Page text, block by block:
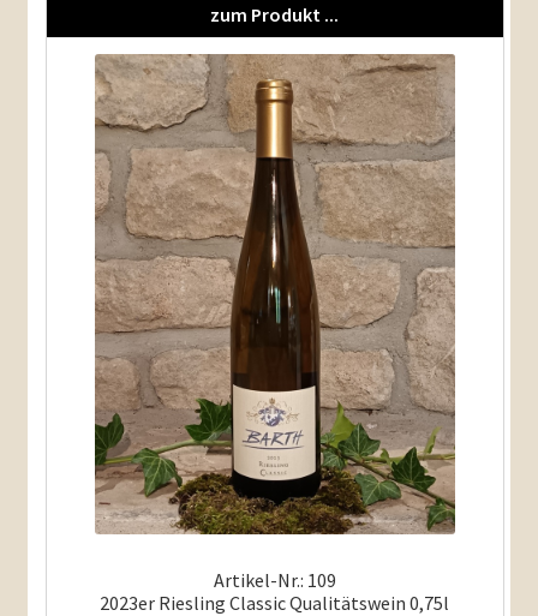
Artikel-Nr.: 109
2023er Riesling Classic Qualitätswein 0,75l
zum Produkt ...